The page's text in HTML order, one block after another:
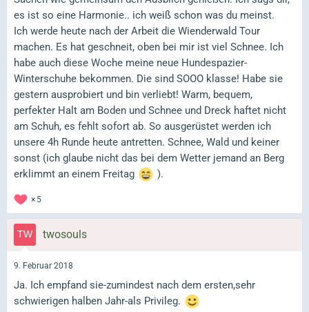
es ist so eine Harmonie.. ich weiß schon was du meinst.
Ich werde heute nach der Arbeit die Wienderwald Tour
machen. Es hat geschneit, oben bei mir ist viel Schnee. Ich
habe auch diese Woche meine neue Hundespazier-
Winterschuhe bekommen. Die sind SOOO klasse! Habe sie
gestern ausprobiert und bin verliebt! Warm, bequem,
perfekter Halt am Boden und Schnee und Dreck haftet nicht
am Schuh, es fehlt sofort ab. So ausgerüstet werden ich
unsere 4h Runde heute antretten. Schnee, Wald und keiner
sonst (ich glaube nicht das bei dem Wetter jemand an Berg
erklimmt an einem Freitag
).
5
twosouls
9. Februar 2018
Ja. Ich empfand sie-zumindest nach dem ersten,sehr
schwierigen halben Jahr-als Privileg.